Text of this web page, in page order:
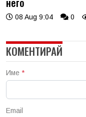
08 Aug 9:04 0
КОМЕНТИРАЙ
Име *
Email